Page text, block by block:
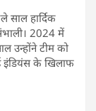
हार्दिक
2024 में
उन्होंने टीम को
इंडियंस के खिलाफ